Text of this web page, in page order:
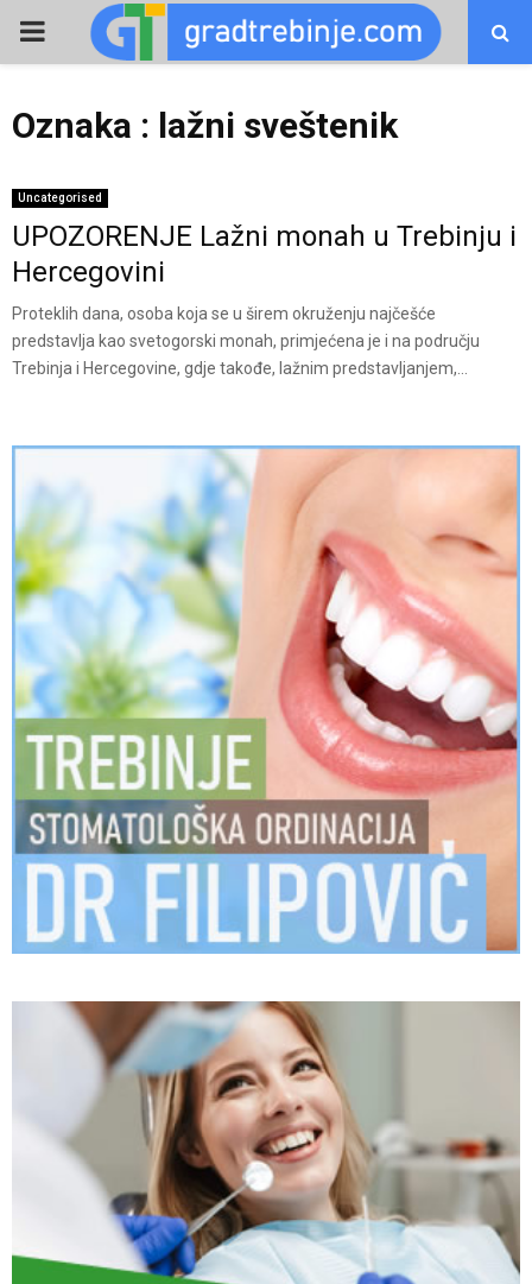
PRIMARY
Oznaka : lažni sveštenik
Uncategorised
UPOZORENJE Lažni monah u Trebinju i
Hercegovini
Proteklih dana, osoba koja se u širem okruženju najčešće
predstavlja kao svetogorski monah, primjećena je i na području
Trebinja i Hercegovine, gdje takođe, lažnim predstavljanjem,...